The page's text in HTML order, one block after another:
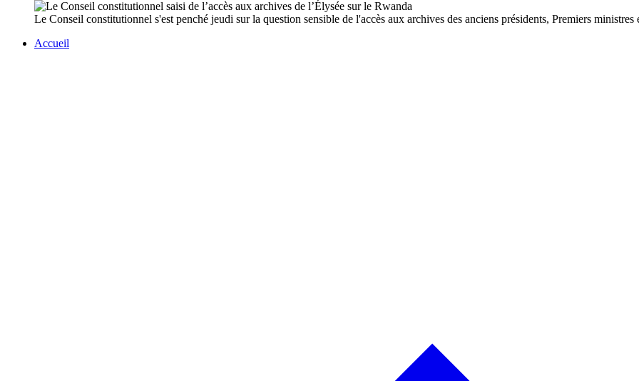
Le Conseil constitutionnel s'est penché jeudi sur la question sensible de l'accès aux archives des anciens présidents, Premiers ministres
Accueil